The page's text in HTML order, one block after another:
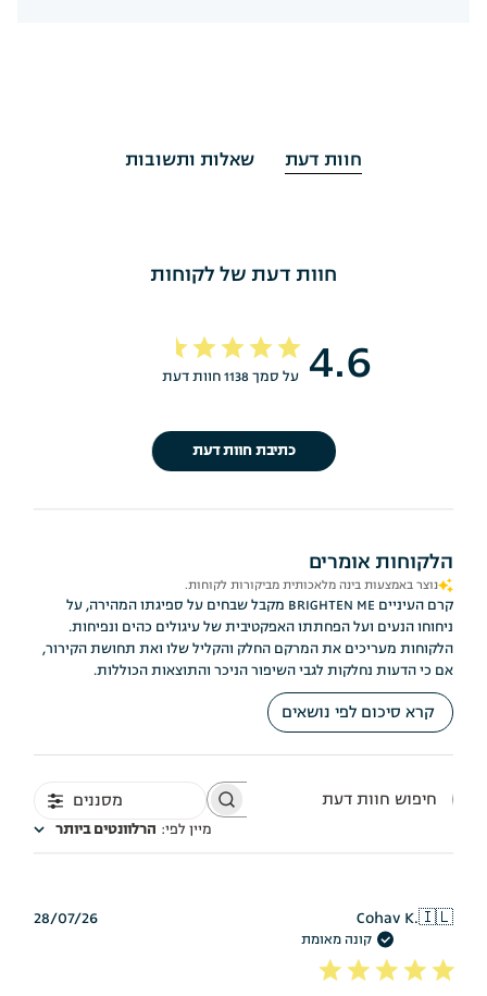
חוות דעת שאלות ותשובות
חוות דעת של לקוחות
4.6 על סמך 1138 חוות דעת
כתיבת חוות דעת
הלקוחות אומרים
נוצר באמצעות בינה מלאכותית מביקורות לקוחות.
קרם העיניים BRIGHTEN ME מקבל שבחים על ספיגתו המהירה, על
ניחוחו הנעים ועל הפחתתו האפקטיבית של עיגולים כהים ונפיחות.
הלקוחות מעריכים את המרקם החלק והקליל שלו ואת תחושת הקירור,
אם כי הדעות נחלקות לגבי השיפור הניכר והתוצאות הכוללות.
קרא סיכום לפי נושאים
חיפוש
מסננים
מיין לפי: הרלוונטים ביותר
🇮🇱
Cohav K.
קונה מאומת
תאריך
28/07/26